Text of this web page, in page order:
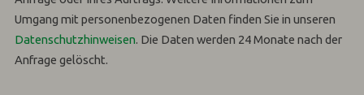
Umgang mit personenbezogenen Daten finden Sie in unseren
Datenschutzhinweisen. Die Daten werden 24 Monate nach der
Anfrage gelöscht.